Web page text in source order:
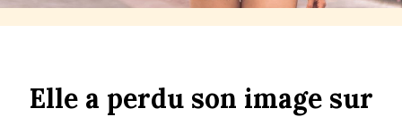
Elle a perdu son image sur